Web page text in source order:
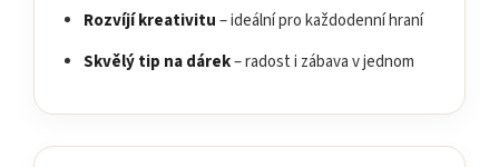
Rozvíjí kreativitu– ideální pro každodenní hraní
Skvělý tip na dárek– radost i zábava v jednom